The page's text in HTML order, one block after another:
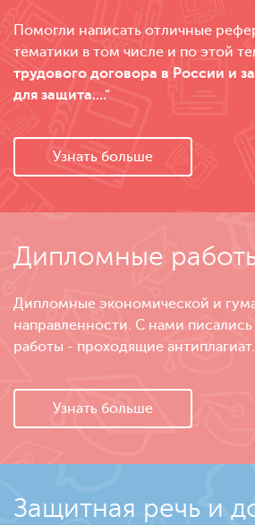
Помогли написать отличные
тематики в том числе и по этой
трудового договора в России и
для защита...."
Узнать больше
Дипломные
Дипломные экономической и
направленности. С нами
работы - проходящие
Узнать больше
Защитная речь и